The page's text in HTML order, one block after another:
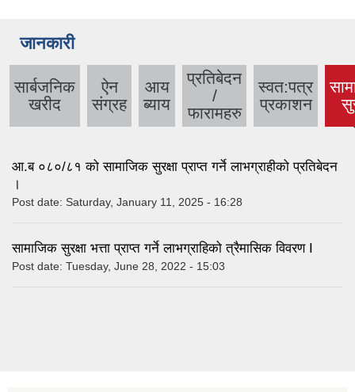
जानकारी
सार्बजनिक
खरीद
ऐन
संग्रह
आय
ब्याय
प्रतिबेदन
/
फारामहरु
स्वत:पत्र
प्रकाशन
आ.ब ०८०/८१ को सामाजिक सुरक्षा प्राप्त गर्ने लाभग्राहीको प्रतिबेदन
।
Post date: Saturday, January 11, 2025 - 16:28
सामाजिक सुरक्षा भत्ता प्राप्त गर्ने लाभग्राहिको त्रैमासिक विवरण I
Post date: Tuesday, June 28, 2022 - 15:03